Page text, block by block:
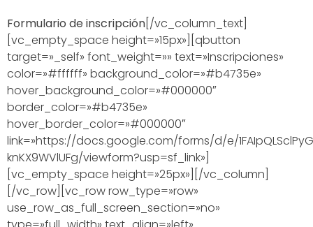
Formulario de inscripción [/vc_column_text]
[vc_empty_space height=»15px»][qbutton
target=»_self» font_weight=»» text=»Inscripciones»
color=»#ffffff» background_color=»#b4735e»
hover_background_color=»#000000″
border_color=»#b4735e»
hover_border_color=»#000000″
link=»https://docs.google.com/forms/d/e/
knKX9WVlUFg/viewform?usp=sf_link»]
[vc_empty_space height=»25px»][/vc_column]
[/vc_row][vc_row row_type=»row»
use_row_as_full_screen_section=»no»